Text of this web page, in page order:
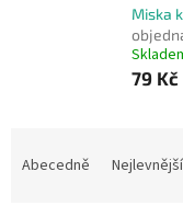
Miska
79 Kč
Abecedně Nejlevnější